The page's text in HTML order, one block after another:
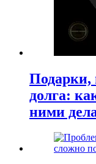
Подарки,
долга:
ними